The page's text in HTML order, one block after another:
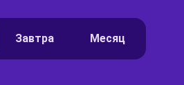
Завтра Месяц